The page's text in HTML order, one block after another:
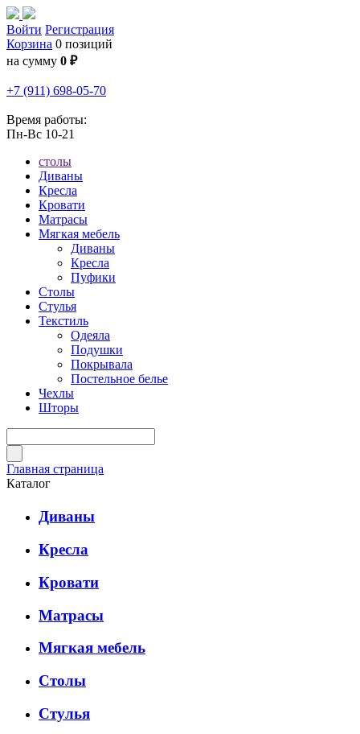
Войти Регистрация
Корзина 0 позиций
на сумму 0 ₽
+7 (911) 698-05-70
Время работы:
Пн-Вс 10-21
столы
Диваны
Кресла
Кровати
Матрасы
Мягкая мебель
Диваны
Кресла
Пуфики
Столы
Стулья
Текстиль
Одеяла
Подушки
Покрывала
Постельное белье
Чехлы
Шторы
Главная страница
Каталог
Диваны
Кресла
Кровати
Матрасы
Мягкая мебель
Столы
Стулья